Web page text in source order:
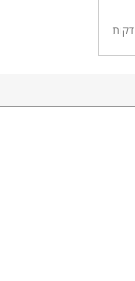
דקות